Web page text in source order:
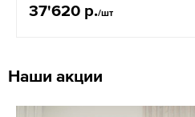
37'620 р./шт
Наши акции